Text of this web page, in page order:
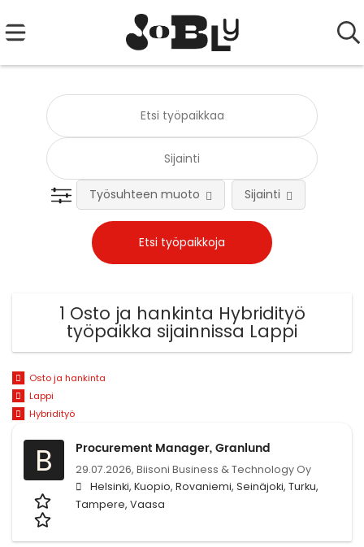
Työsuhteen muoto Sijainti
1 Osto ja hankinta Hybridityö
työpaikka sijainnissa Lappi
Osto ja hankinta
Lappi
Hybridityö
B Procurement Manager, Granlund
29.07.2026, Biisoni Business & Technology Oy
Helsinki, Kuopio, Rovaniemi, Seinäjoki, Turku,
Tampere, Vaasa